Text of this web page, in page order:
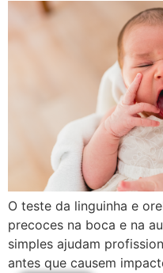
O teste da linguinha e
precoces na boca e na
simples ajudam
antes que causem